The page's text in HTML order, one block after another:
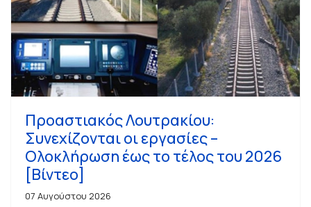
Προαστιακός Λουτρακίου:
Συνεχίζονται οι εργασίες –
Ολοκλήρωση έως το τέλος του 2026
[Βίντεο]
07 Αυγούστου 2026